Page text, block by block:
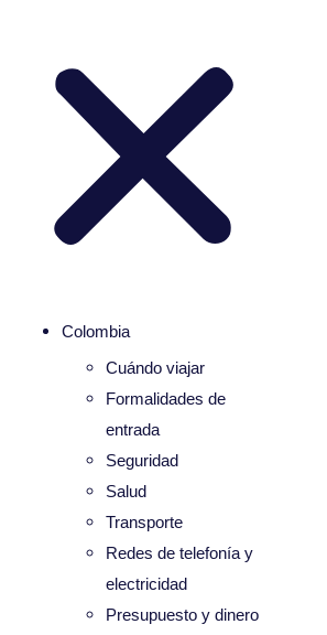
Colombia
Cuándo viajar
Formalidades de
entrada
Seguridad
Salud
Transporte
Redes de telefonía y
electricidad
Presupuesto y dinero